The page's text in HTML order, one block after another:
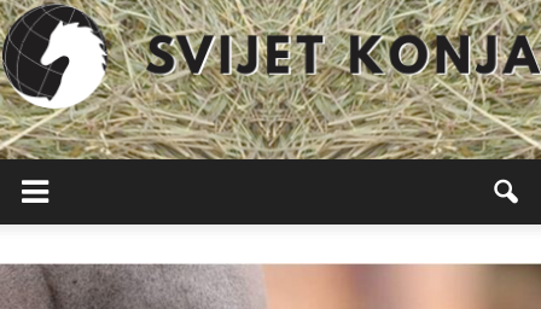
Svijet